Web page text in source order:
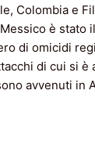
Colombia e
è stato
di omicidi
di cui si è
avvenuti in